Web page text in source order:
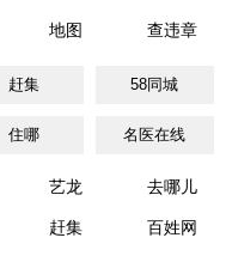
地图 查违章
赶集 58同城
住哪 名医在线
艺龙 去哪儿
赶集 百姓网